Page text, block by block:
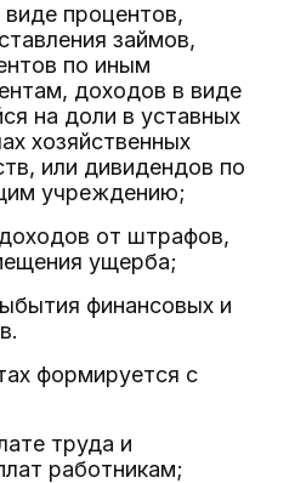
процентов,
займов,
по иным
доходов в виде
на доли в уставных
хозяйственных
или дивидендов по
учреждению;
от штрафов,
ущерба;
финансовых и
формируется с
труда и
работникам;